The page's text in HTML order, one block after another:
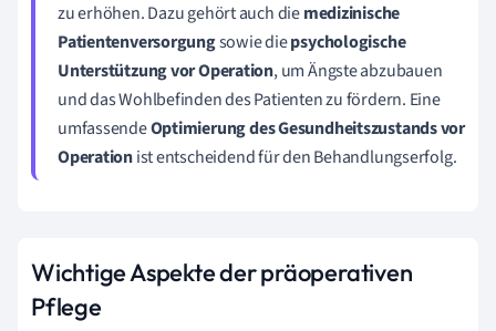
zu erhöhen. Dazu gehört auch diemedizinische
Patientenversorgungsowie diepsychologische
Unterstützung vor Operation, um Ängste abzubauen
und das Wohlbefinden des Patienten zu fördern. Eine
umfassendeOptimierung des Gesundheitszustands vor
Operationist entscheidend für den Behandlungserfolg.
Wichtige Aspekte der präoperativen
Pflege